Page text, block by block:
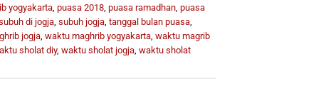
yogyakarta, puasa 2018, puasa ramadhan, puasa
di jogja, subuh jogja, tanggal bulan puasa,
jogja, waktu maghrib yogyakarta, waktu magrib
sholat diy, waktu sholat jogja, waktu sholat